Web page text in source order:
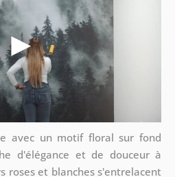
avec un motif floral sur fond
d'élégance et de douceur à
roses et blanches s'entrelacent